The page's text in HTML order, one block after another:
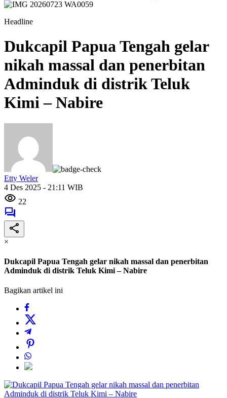
Headline
Dukcapil Papua Tengah gelar
nikah massal dan penerbitan
Adminduk di distrik Teluk
Kimi – Nabire
Etty Weler
4 Des 2025 - 21:11 WIB
22
×
Dukcapil Papua Tengah gelar nikah massal dan penerbitan
Adminduk di distrik Teluk Kimi – Nabire
Bagikan artikel ini